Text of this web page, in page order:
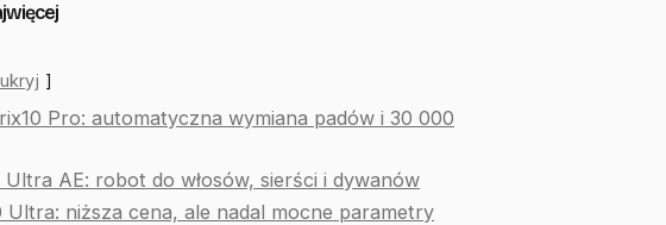
ukryj
Pro: automatyczna wymiana padów i 30 000
Ultra AE: robot do włosów, sierści i dywanów
Ultra: niższa cena, ale nadal mocne parametry